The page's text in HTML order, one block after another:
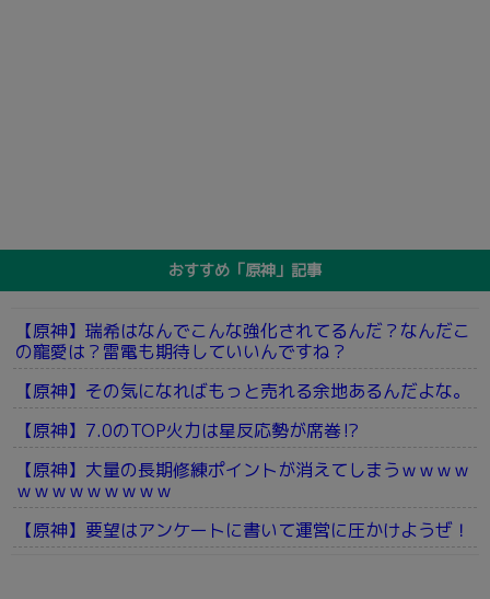
おすすめ「原神」記事
【原神】瑞希はなんでこんな強化されてるんだ？なんだこ
の寵愛は？雷電も期待していいんですね？
【原神】その気になればもっと売れる余地あるんだよな。
【原神】7.0のTOP火力は星反応勢が席巻⁉
【原神】大量の長期修練ポイントが消えてしまうｗｗｗｗ
ｗｗｗｗｗｗｗｗｗ
【原神】要望はアンケートに書いて運営に圧かけようぜ！